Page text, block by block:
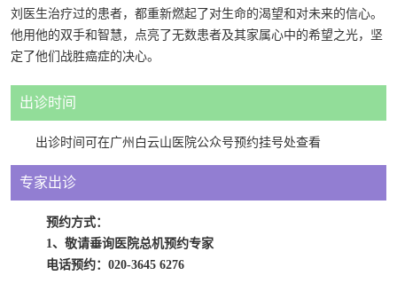
刘医生治疗过的患者，都重新燃起了对生命的渴望和对未来的信心。
他用他的双手和智慧，点亮了无数患者及其家属心中的希望之光，坚
定了他们战胜癌症的决心。
出诊时间
出诊时间可在广州白云山医院公众号预约挂号处查看
专家出诊
预约方式：
1、 敬请垂询医院总机预约专家
电话预约：020-3645 6276